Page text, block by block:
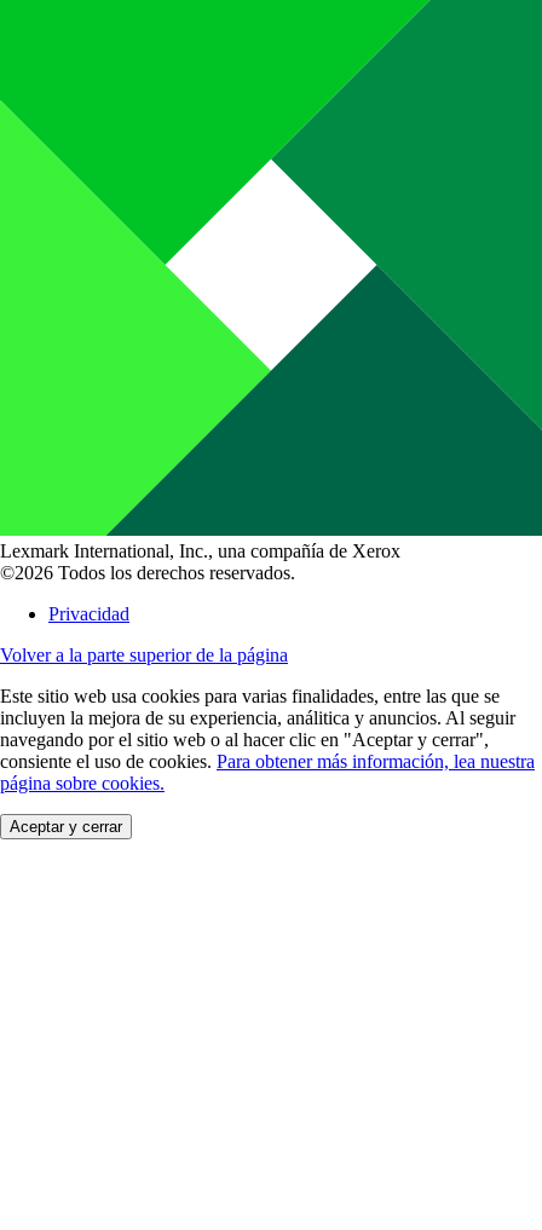
Lexmark International, Inc., una compañía de Xerox
©2026 Todos los derechos reservados.
Privacidad
Volver a la parte superior de la página
Este sitio web usa cookies para varias finalidades, entre las que se
incluyen la mejora de su experiencia, análitica y anuncios. Al seguir
navegando por el sitio web o al hacer clic en "Aceptar y cerrar",
consiente el uso de cookies. Para obtener más información, lea nuestra
página sobre cookies.
Aceptar y cerrar